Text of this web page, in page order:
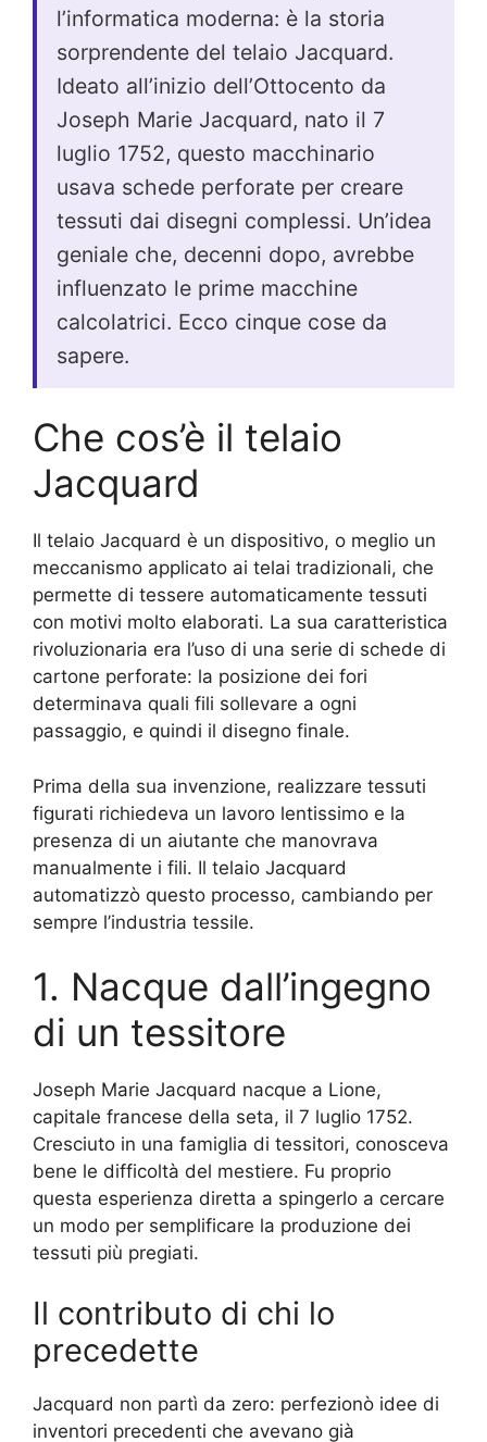
l’informatica moderna: è la storia
sorprendente del telaio Jacquard.
Ideato all’inizio dell’Ottocento da
Joseph Marie Jacquard, nato il 7
luglio 1752, questo macchinario
usava schede perforate per creare
tessuti dai disegni complessi. Un’idea
geniale che, decenni dopo, avrebbe
influenzato le prime macchine
calcolatrici. Ecco cinque cose da
sapere.
Che cos’è il telaio
Jacquard
Il telaio Jacquard è un dispositivo, o meglio un
meccanismo applicato ai telai tradizionali, che
permette di tessere automaticamente tessuti
con motivi molto elaborati. La sua caratteristica
rivoluzionaria era l’uso di una serie di schede di
cartone perforate: la posizione dei fori
determinava quali fili sollevare a ogni
passaggio, e quindi il disegno finale.
Prima della sua invenzione, realizzare tessuti
figurati richiedeva un lavoro lentissimo e la
presenza di un aiutante che manovrava
manualmente i fili. Il telaio Jacquard
automatizzò questo processo, cambiando per
sempre l’industria tessile.
1. Nacque dall’ingegno
di un tessitore
Joseph Marie Jacquard nacque a Lione,
capitale francese della seta, il 7 luglio 1752.
Cresciuto in una famiglia di tessitori, conosceva
bene le difficoltà del mestiere. Fu proprio
questa esperienza diretta a spingerlo a cercare
un modo per semplificare la produzione dei
tessuti più pregiati.
Il contributo di chi lo
precedette
Jacquard non partì da zero: perfezionò idee di
inventori precedenti che avevano già